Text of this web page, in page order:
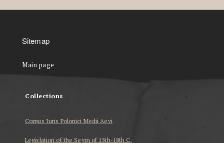
Sitemap
Main page
Collections
Corpus Iuris Polonici Medii Aevi
Legislation of the Seym of 15th-18th C.